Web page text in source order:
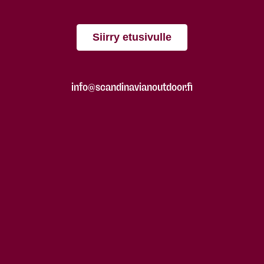
Siirry etusivulle
info@scandinavianoutdoor.fi